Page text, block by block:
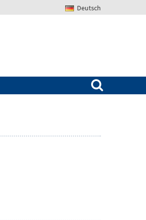
Deutsch
Search for: